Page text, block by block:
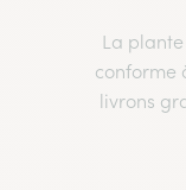
La
conforme
livrons